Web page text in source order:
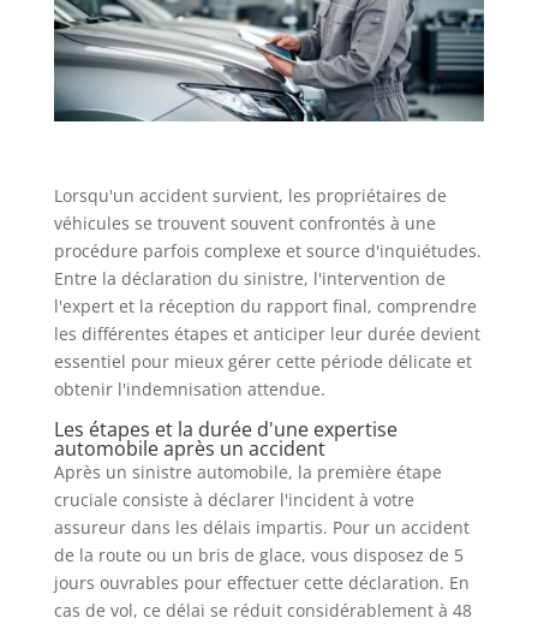
Lorsqu'un accident survient, les propriétaires de
véhicules se trouvent souvent confrontés à une
procédure parfois complexe et source d'inquiétudes.
Entre la déclaration du sinistre, l'intervention de
l'expert et la réception du rapport final, comprendre
les différentes étapes et anticiper leur durée devient
essentiel pour mieux gérer cette période délicate et
obtenir l'indemnisation attendue.
Les étapes et la durée d'une expertise
automobile après un accident
Après un sinistre automobile, la première étape
cruciale consiste à déclarer l'incident à votre
assureur dans les délais impartis. Pour un accident
de la route ou un bris de glace, vous disposez de 5
jours ouvrables pour effectuer cette déclaration. En
cas de vol, ce délai se réduit considérablement à 48